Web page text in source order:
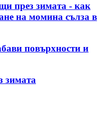
през зимата - как
на момина сълза в
повърхности и
зимата